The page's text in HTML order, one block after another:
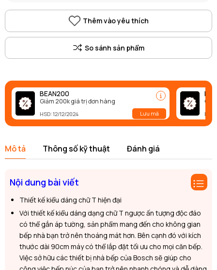
Thêm vào yêu thích
BEAN200
Giảm 200k giá trị đơn hàng
HSD: 12/12/2024 Lưu mã
Mô tả Thông số kỹ thuật Đánh giá
Nội dung bài viết
Thiết kế kiểu dáng chữ T hiện đại
Với thiết kế kiểu dáng dạng chữ T ngược ấn tượng độc đáo
có thể gắn áp tường, sản phẩm mang đến cho không gian
bếp nhà bạn trở nên thoáng mát hơn. Bên cạnh đó với kích
thước dài 90cm máy có thể lắp đặt tối ưu cho mọi căn bếp.
Việc sở hữu các thiết bị nhà bếp của Bosch sẽ giúp cho